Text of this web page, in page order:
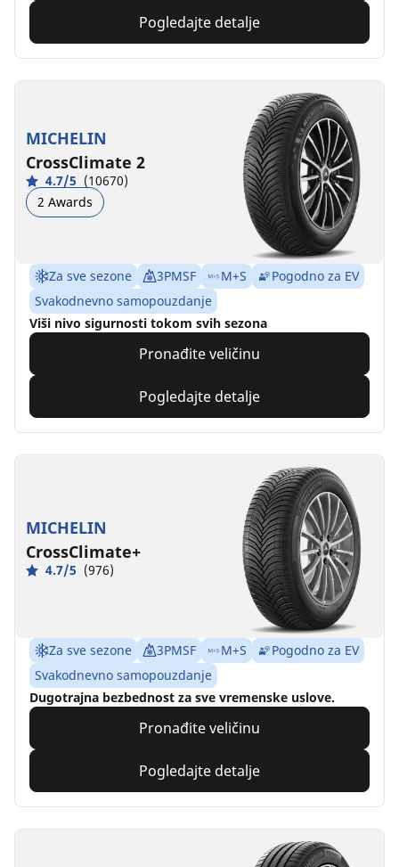
Pogledajte detalje
MICHELIN
CrossClimate 2
4.7/5 (10670)
2 Awards
Za sve sezone 3PMSF M+S
Pogodno za EV
Svakodnevno samopouzdanje
Viši nivo sigurnosti tokom svih sezona
Pronađite veličinu
Pogledajte detalje
MICHELIN
CrossClimate+
4.7/5 (976)
Za sve sezone 3PMSF M+S
Pogodno za EV
Svakodnevno samopouzdanje
Dugotrajna bezbednost za sve vremenske uslove.
Pronađite veličinu
Pogledajte detalje